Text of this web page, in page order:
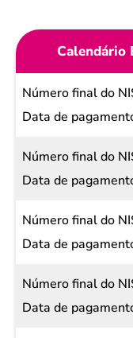
Calendário
Número
final do
Data de
pagamento